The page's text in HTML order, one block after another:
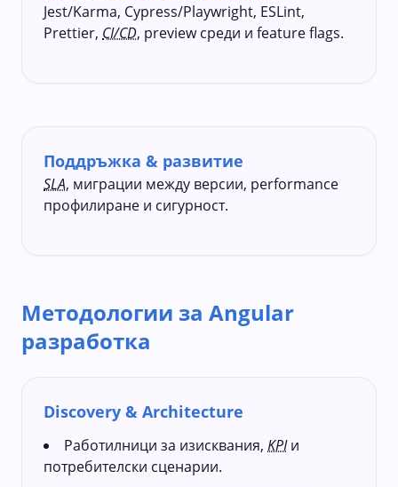
Jest/Karma, Cypress/Playwright, ESLint,
Prettier, CI/CD, preview среди и feature flags.
Поддръжка & развитие
SLA, миграции между версии, performance
профилиране и сигурност.
Методологии за Angular
разработка
Discovery & Architecture
Работилници за изисквания, KPIи
потребителски сценарии.